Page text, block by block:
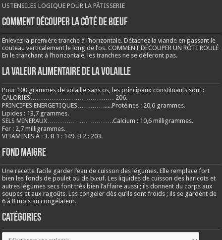
USTENSILES LOGIQUE POUR LA PÂTISSERIE
COMMENT DÉCOUPER LA CÔTÉ DE BŒUF
Enlevez la première tranche à l’horizontale. Détachez la viande en passant le
couteau verticalement le long de l’os. COMMENT DÉCOUPER UN RÔTI ROULÉ
En le tranchant à l’horizontale, les tranches ne se déferont pas.
LA VALEUR ALIMENTAIRE DE LA VOLAILLE
Pour 100 grammes de volaille sans os, les principaux constituants sont :
CALORIES………………………………… 206.
PRINCIPES ENERGETIQUES…………......Protéines : 20,6 grammes.
Lipides : 13,7 grammes.
SELS MINERAUX………………………….Calcium : 10,6 milligrammes.
Fer : 2,7 milligrammes.
VITAMINES A : 3. B 1 : 149. B 2 : 203.
Fond maigre
Une recette facile garder l’eau de cuisson des légumes. Elle remplace fort
bien les fonds de poulet ou de bœuf. Les liquides de cuisson des haricots et
autres légumes secs font très bien l’affaire aussi ; ils donnent du corps aux
soupes et aux ragoûts. Les congeler dès qu’ils sont froids ; ils se gardent de
6 à 8 mois au congélateur.
Catégories
Catégories